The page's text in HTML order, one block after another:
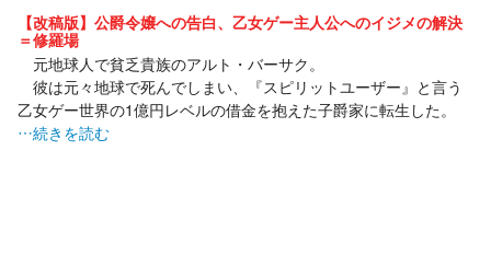
【改稿版】公爵令嬢への告白、乙女ゲー主人公へのイジメの解決
＝修羅場
元地球人で貧乏貴族のアルト・バーサク。
彼は元々地球で死んでしまい、『スピリットユーザー』と言う
乙女ゲー世界の1億円レベルの借金を抱えた子爵家に転生した。
…続きを読む